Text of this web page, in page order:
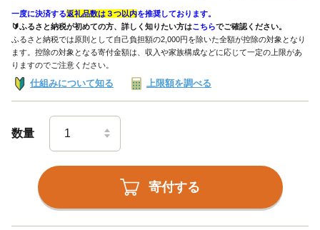
一度に決済する返礼品数は３つ以内を推奨しております。
🔰ふるさと納税が初めての方、詳しく知りたい方はこちらでご確認ください。
ふるさと納税では原則として自己負担額の2,000円を除いた全額が控除の対象となり
ます。控除の対象となる寄付金額は、収入や家族構成などに応じて一定の上限があ
りますのでご注意ください。
仕組みについて知る 上限額を調べる
数量
寄付する